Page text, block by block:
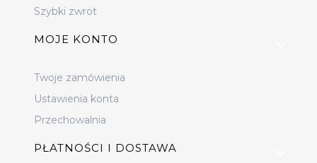
Szybki zwrot
MOJE KONTO
Twoje zamówienia
Ustawienia konta
Przechowalnia
PŁATNOŚCI I DOSTAWA